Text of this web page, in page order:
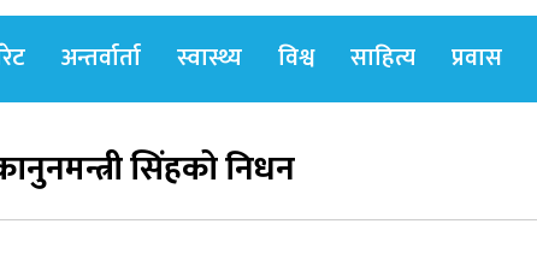
अन्तर्वार्ता स्वास्थ्य विश्व साहित्य प्रवास
सर्वोच्चले खारेज गर्‍यो दानबहादुर बुढाको रिट,
सिंहको निधन